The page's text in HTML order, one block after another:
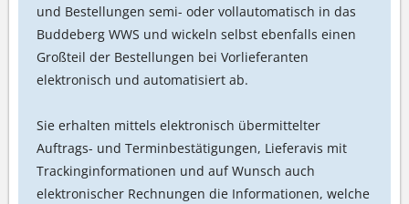
und Bestellungen semi- oder vollautomatisch in das
Buddeberg WWS und wickeln selbst ebenfalls einen
Großteil der Bestellungen bei Vorlieferanten
elektronisch und automatisiert ab.
Sie erhalten mittels elektronisch übermittelter
Auftrags- und Terminbestätigungen, Lieferavis mit
Trackinginformationen und auf Wunsch auch
elektronischer Rechnungen die Informationen, welche